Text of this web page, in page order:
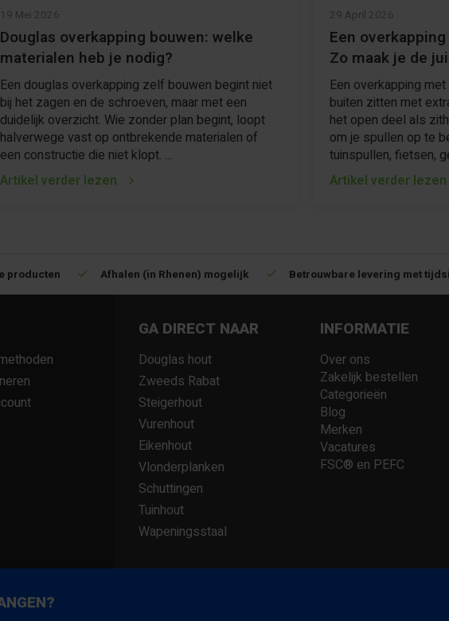
19 Mei 2026
Douglas overkapping bouwen: welke
materialen heb je nodig?
Een douglas overkapping zelf bouwen begint niet
bij het zagen en de schroeven, maar met een
duidelijk overzicht. Wie zonder plan begint, loopt
halverwege vast op ontbrekende materialen of
een constructie die niet klopt. ...
Artikel verder lezen
29 April 2026
Een
Zo maak je de
Een overkapping
buiten zitten met
het open deel als
om je spullen op te
tuinspullen, fietsen,
Artikel verder lezen
producten Afhalen (in Rhenen) mogelijk Betrouwbare levering met
GA DIRECT NAAR
Douglas hout
Zweeds Rabat
Steigerhout
Vurenhout
Eikenhout
Vlonderplanken
Schuttingen
Tuinhout
Wapeningsstaal
INFORMATIE
Over ons
Zakelijk bestellen
Categorieën
Blog
Merken
Vacatures
FSC® en PEFC